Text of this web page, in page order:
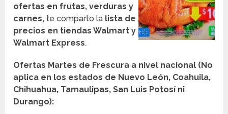
ofertas en frutas, verduras y
carnes, te comparto la lista de
precios en tiendas Walmart y
Walmart Express.
Ofertas Martes de Frescura a nivel nacional (No
aplica en los estados de Nuevo León, Coahuila,
Chihuahua, Tamaulipas, San Luis Potosí ni
Durango):